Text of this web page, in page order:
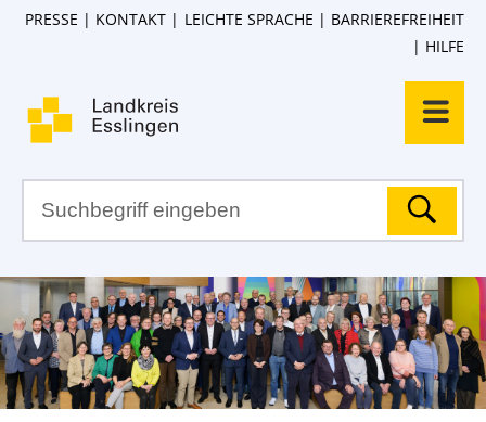
PRESSE KONTAKT LEICHTE SPRACHE
BARRIEREFREIHEIT
HILFE